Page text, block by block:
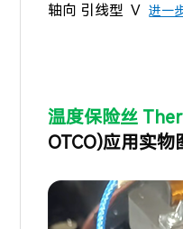
轴向 引线型 V 进一
温度保险丝
OTCO)应用实物